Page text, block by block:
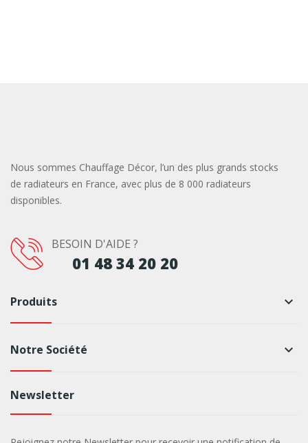
Nous sommes Chauffage Décor, l’un des plus grands stocks
de radiateurs en France, avec plus de 8 000 radiateurs
disponibles.
BESOIN D'AIDE ?
01 48 34 20 20
Produits keyboard_arrow_down
Notre Société keyboard_arrow_down
Newsletter